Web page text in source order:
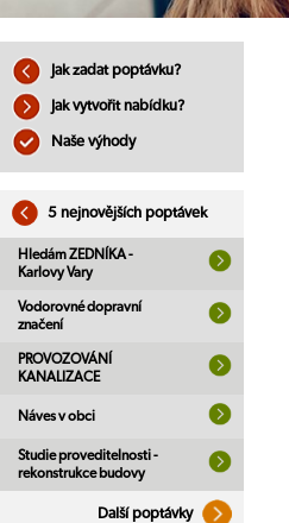
Jak zadat poptávku?
Jak vytvořit nabídku?
Naše výhody
5 nejnovějších poptávek
Hledám ZEDNÍKA -
Karlovy Vary
Vodorovné dopravní
značení
PROVOZOVÁNÍ
KANALIZACE
Náves v obci
Studie proveditelnosti -
rekonstrukce budovy
Další poptávky